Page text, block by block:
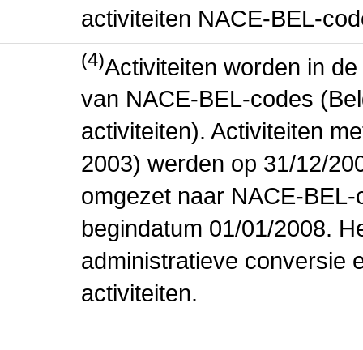
activiteiten NACE-BEL-
(4)Activiteiten worden in
van NACE-BEL-codes
activiteiten). Activiteiten
2003) werden op 31/12/
omgezet naar NACE-
begindatum 01/01/2008.
administratieve conversie
activiteiten.